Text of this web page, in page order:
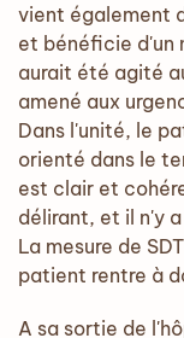
vient également
et bénéficie d'un
aurait été agité
amené aux
Dans l'unité, le
orienté dans le
est clair et
délirant, et il n'y
La mesure de
patient rentre à
A sa sortie de